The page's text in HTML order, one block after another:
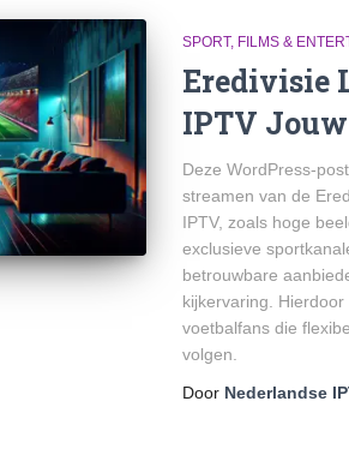
SPORT, FILMS &
Eredivisie
IPTV
Deze WordPress-
streamen van de
IPTV, zoals hoge
exclusieve
betrouwbare
kijkervaring.
voetbalfans die
volgen.
Door Nederlandse